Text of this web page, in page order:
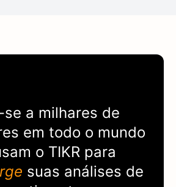
a milhares de
em todo o mundo
o TIKRpara
suas análises de